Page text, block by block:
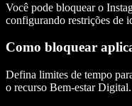
Você pode bloquear o
configurando restrições de
Como bloquear
Defina limites de tempo
o recurso Bem-estar Digital.